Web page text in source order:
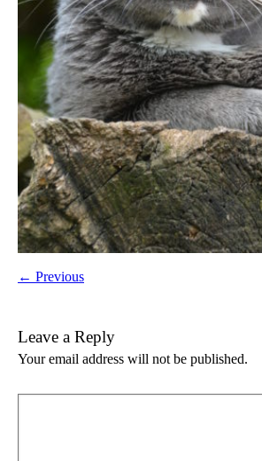
← Previous
Leave a Reply
Your email address will not be published.